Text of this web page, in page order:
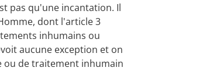
pas qu'une incantation. Il
dont l'article 3
inhumains ou
aucune exception et on
ou de traitement inhumain